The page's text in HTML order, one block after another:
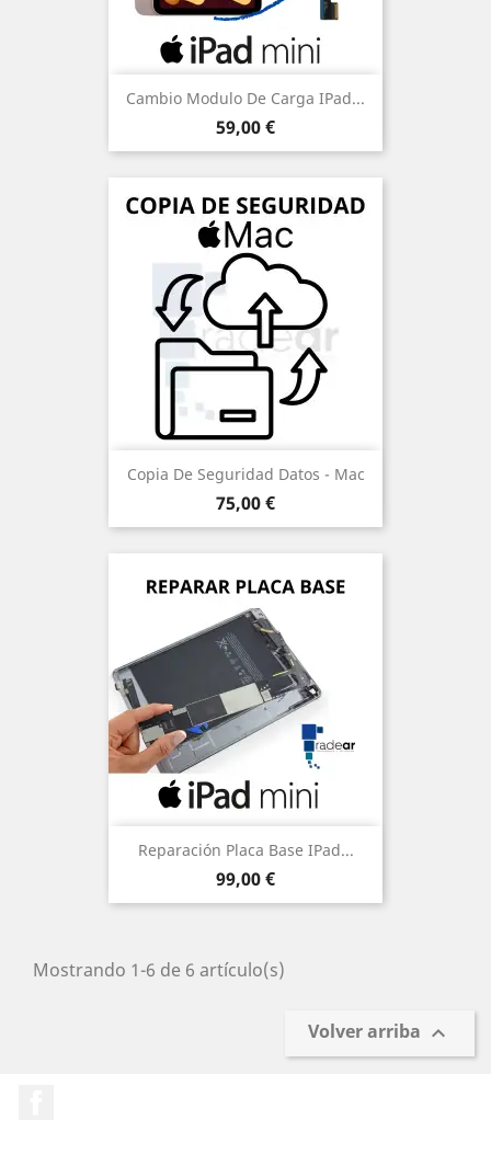
Cambio Modulo De Carga IPad...
Precio
59,00 €
Copia De Seguridad Datos - Mac
Precio
75,00 €
Reparación Placa Base IPad...
Precio
99,00 €
Mostrando 1-6 de 6 artículo(s)
Volver arriba 